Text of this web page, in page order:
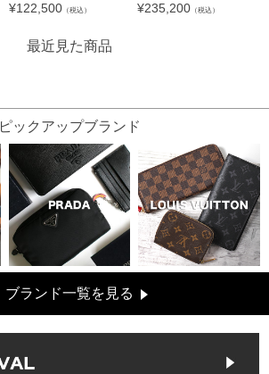
¥122,500 （税込） ¥235,200 （税込）
最近見た商品
ピックアップブランド
ブランド一覧を見る